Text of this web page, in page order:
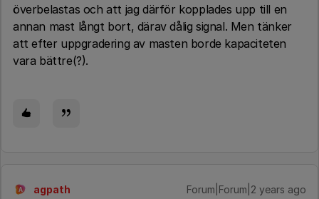
överbelastas och att jag därför kopplades upp till en
annan mast långt bort, därav dålig signal. Men tänker
att efter uppgradering av masten borde kapaciteten
vara bättre(?).
A agpath Forum|Forum|2 years ago